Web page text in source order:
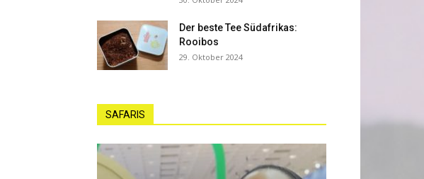
Der beste Tee Südafrikas:
Rooibos
29. Oktober 2024
SAFARIS